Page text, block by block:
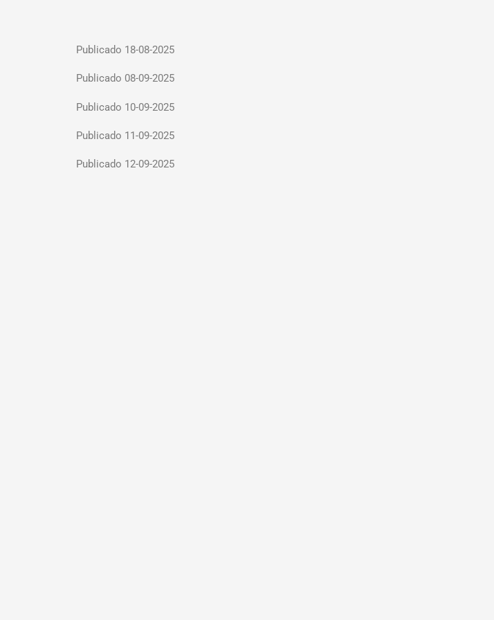
Publicado 18-08-2025
Publicado 08-09-2025
Publicado 10-09-2025
Publicado 11-09-2025
Publicado 12-09-2025